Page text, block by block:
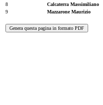
8
Calcaterra Massimiliano
9
Mazzarone Maurizio